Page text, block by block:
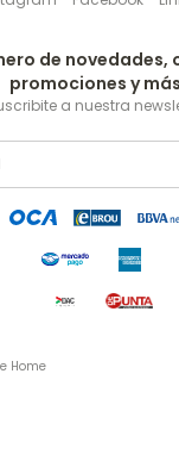
de novedades,
promociones y
a nuestra
Home